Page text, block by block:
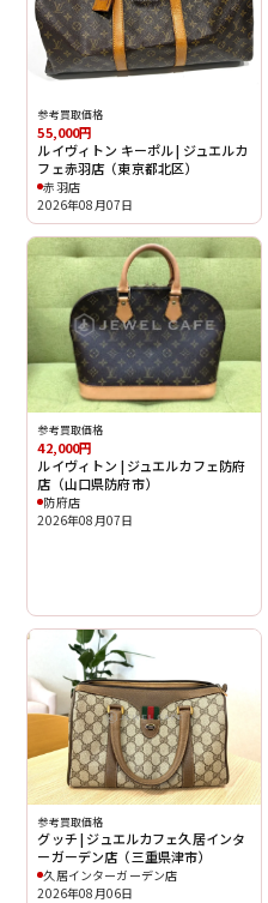
参考買取価格
55,000円
ルイヴィトン キーポル | ジュエルカ
フェ赤羽店（東京都北区）
赤羽店
2026年08月07日
参考買取価格
42,000円
ルイヴィトン | ジュエルカフェ防府
店（山口県防府市）
防府店
2026年08月07日
参考買取価格
グッチ | ジュエルカフェ久居インタ
ーガーデン店（三重県津市）
久居インターガーデン店
2026年08月06日